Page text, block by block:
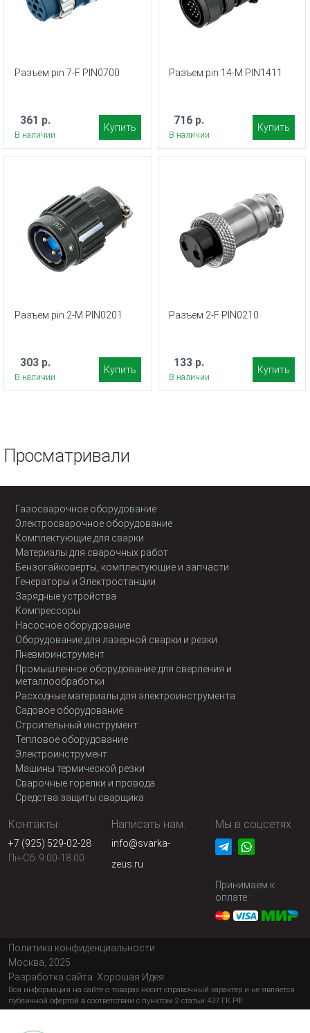
Разъем pin 7-F PIN0700
361 р.
В наличии
Купить
Разъем pin 14-M PIN1411
716 р.
В наличии
Купить
Разъем pin 2-M PIN0201
303 р.
В наличии
Купить
Разъем 2-F PIN0210
133 р.
В наличии
Купить
Просматривали
Газосварочное оборудование
Электросварочное оборудование
Комплектующие для сварки
Материалы для сварочных работ
Бензогайковерты, комплектующие и запчасти
Генераторы и Электростанции
Зарядные устройства
Компрессоры
Насосное оборудование
Оборудование для лазерной сварки и резки
Пневмоинструмент
Промышленное оборудование для сверления и
металлообработки
Расходные материалы для электроинструмента
Садовое оборудование
Строительный инструмент
Тепловое оборудование
Электроинструмент
Машины термической резки
Сварочные горелки и провода
Средства защиты сварщика
Контакты:
+7 (925) 529-02-28
Пн-Сб: 9:00-18:00
Написать нам:
info@svarka-
zeus.ru
Мы в соцсетях
Принимаем к
оплате:
Политика конфиденциальности
Москва, 2025
Разработка сайта: Хорошая Идея
Вся информация на сайте о товарах носит справочный характер и не является
публичной офертой в соответствии с пунктом 2 статьи 437 ГК РФ.